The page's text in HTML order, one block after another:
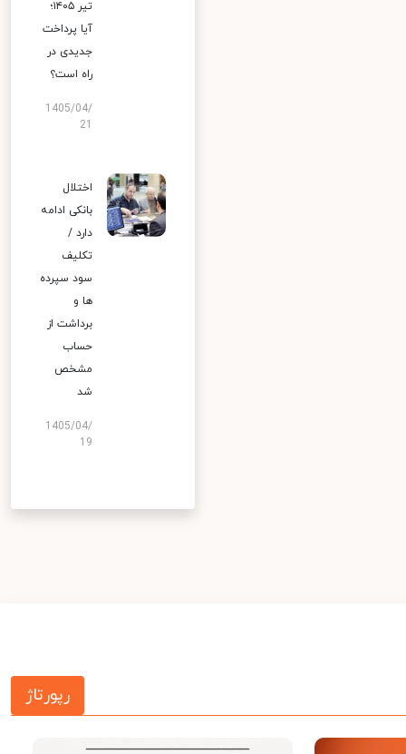
تیر ۱۴۰۵؛
آیا پرداخت
جدیدی در
راه است؟
1405/04/
اختلال
بانکی ادامه
دارد /
تکلیف
سود سپرده
ها و
برداشت از
حساب
مشخص
شد
1405/04/
19
رپورتاژ